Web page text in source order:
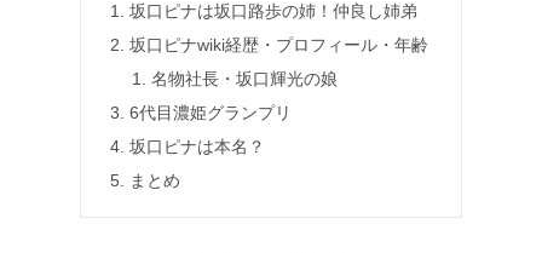
坂口ピナは坂口路歩の姉！仲良し姉弟
坂口ピナwiki経歴・プロフィール・年齢
名物社長・坂口輝光の娘
6代目濃姫グランプリ
坂口ピナは本名？
まとめ